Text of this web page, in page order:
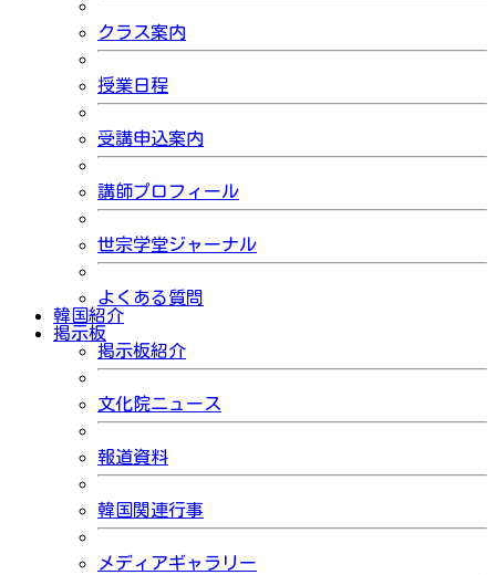
クラス案内
授業日程
受講申込案内
講師プロフィール
世宗学堂ジャーナル
よくある質問
韓国紹介
掲示板
掲示板紹介
文化院ニュース
報道資料
韓国関連行事
メディアギャラリー